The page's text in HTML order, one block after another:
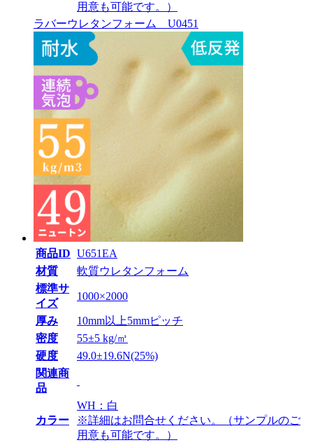
用意も可能です。）
ラバーウレタンフォーム U0451
商品ID U651EA
材質
軟質ウレタンフォーム
標準サ
イズ
1000×2000
厚み
10mm以上5mmピッチ
密度
55±5 kg/㎥
硬度
49.0±19.6N(25%)
関連商
品
カラー
WH：白
※詳細はお問合せください。（サンプルのご
用意も可能です。）